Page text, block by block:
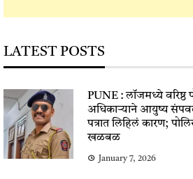
LATEST POSTS
PUNE : लॉजमध्ये वरिष्ठ
अधिकाऱ्याने आयुष्य
पत्रात लिहिलं कारण;
खळबळ
January 7, 2026